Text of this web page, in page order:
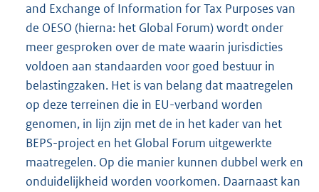
and Exchange of Information for Tax Purposes van
de OESO (hierna: het Global Forum) wordt onder
meer gesproken over de mate waarin jurisdicties
voldoen aan standaarden voor goed bestuur in
belastingzaken. Het is van belang dat maatregelen
op deze terreinen die in EU-verband worden
genomen, in lijn zijn met de in het kader van het
BEPS-project en het Global Forum uitgewerkte
maatregelen. Op die manier kunnen dubbel werk en
onduidelijkheid worden voorkomen. Daarnaast kan